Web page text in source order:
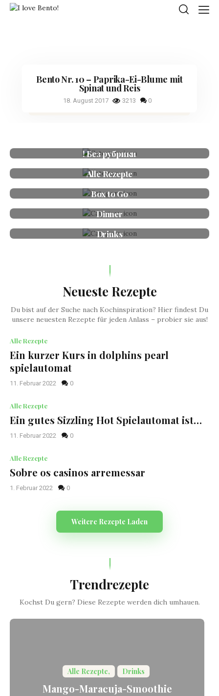
Bento Nr. 10 – Paprika-Ei-Blume mit
Spinat und Reis
18. August 2017 3213 0
! Без рубрики
Alle Rezepte
Box to Go
Dinner
Drinks
Neueste Rezepte
Du bist auf der Suche nach Kochinspiration? Hier findest Du
unsere neuesten Rezepte für jeden Anlass – probier sie aus!
Alle Rezepte
Ein kurzer Kurs in dolphins pearl
spielautomat
11. Februar 2022 0
Alle Rezepte
Ein gutes Sizzling Hot Spielautomat ist…
11. Februar 2022 0
Alle Rezepte
Sobre os casinos arremessar
1. Februar 2022 0
Weitere Rezepte Laden
Trendrezepte
Kochst Du gern? Diese Rezepte werden dich umhauen.
Alle Rezepte, Drinks
Mango-Maracuja-Smoothie